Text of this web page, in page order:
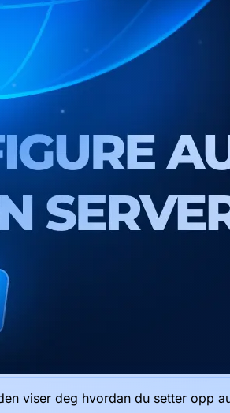
viser deg hvordan du setter opp